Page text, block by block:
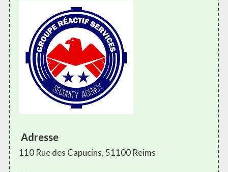
Adresse
110 Rue des Capucins, 51100 Reims